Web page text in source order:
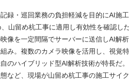
録・巡回業務の負担軽減を目的にAI施
山留め杭工事に適用し有効性を確認し
像を一定間隔でサーバーに送信しAI解
み。複数のカメラ映像を活用し、視覚
のハイブリッド型AI解析技術が特長だ
など、現場が山留め杭工事の施工サイ